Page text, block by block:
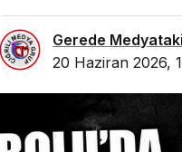
Gerede
20 Haziran 2026,